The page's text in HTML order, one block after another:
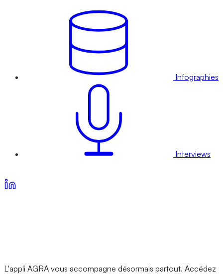
Infographies
Interviews
L'appli AGRA vous accompagne désormais partout. Accédez